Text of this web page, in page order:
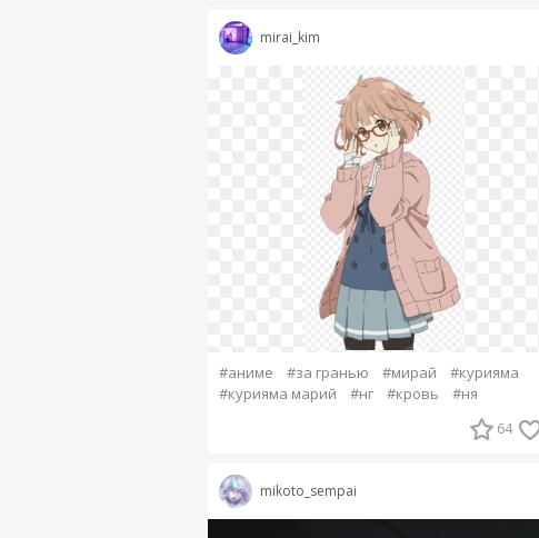
mirai_kim
#аниме #за гранью #мирай
#курияма
#курияма марий
#нг #кровь #ня
64
mikoto_sempai